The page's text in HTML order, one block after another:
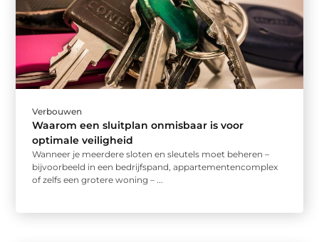
Verbouwen
Waarom een sluitplan onmisbaar is voor
optimale veiligheid
Wanneer je meerdere sloten en sleutels moet beheren –
bijvoorbeeld in een bedrijfspand, appartementencomplex
of zelfs een grotere woning – ...